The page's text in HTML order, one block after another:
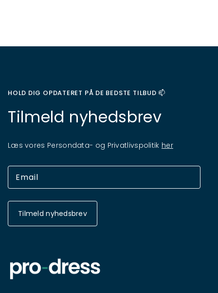
HOLD DIG OPDATERET PÅ DE BEDSTE TILBUD 📫
Tilmeld nyhedsbrev
Læs vores Persondata- og Privatlivspolitik her
Tilmeld nyhedsbrev